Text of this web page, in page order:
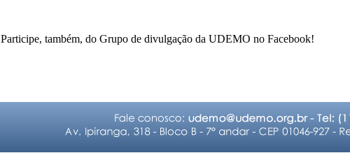
Participe, também, do Grupo de divulgação da UDEMO no Facebook!